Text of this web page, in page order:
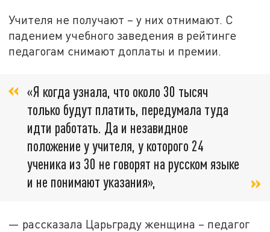
Учителя не получают – у них отнимают. С
падением учебного заведения в рейтинге
педагогам снимают доплаты и премии.
«Я когда узнала, что около 30 тысяч
только будут платить, передумала туда
идти работать. Да и незавидное
положение у учителя, у которого 24
ученика из 30 не говорят на русском языке
и не понимают указания»,
— рассказала Царьграду женщина – педагог